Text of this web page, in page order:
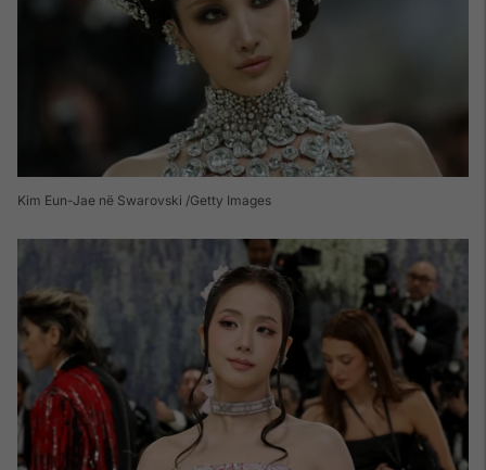
Kim Eun-Jae në Swarovski /Getty Images